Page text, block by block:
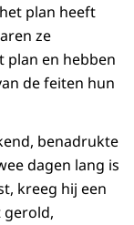
plan heeft
ze
plan en hebben
de feiten hun
benadrukte
dagen lang is
kreeg hij een
gerold,